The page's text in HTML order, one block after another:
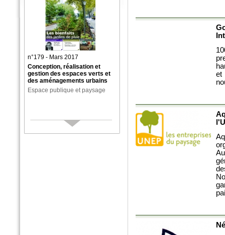
n°179 - Mars 2017
Conception, réalisation et
gestion des espaces verts et
des aménagements urbains
Espace publique et paysage
et